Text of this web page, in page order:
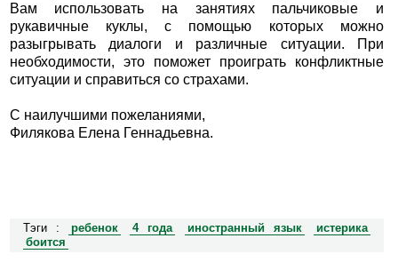
Вам использовать на занятиях пальчиковые и
рукавичные куклы, с помощью которых можно
разыгрывать диалоги и различные ситуации. При
необходимости, это поможет проиграть конфликтные
ситуации и справиться со страхами.
С наилучшими пожеланиями,
Филякова Елена Геннадьевна.
Тэги : ребенок 4 года иностранный язык
истерика
боится